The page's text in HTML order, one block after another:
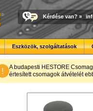
Kérdése van? »
Eszközök, szolgáltatások
!
A budapesti HESTORE
értesített csomagok átvételét
Új PLA
Kiváló árfekvésű, sok
Megbízható
Új, modern
3D nyomtató
Kiváló minőségű,